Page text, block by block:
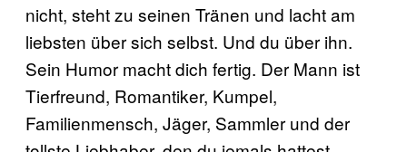
nicht, steht zu seinen Tränen und lacht am
liebsten über sich selbst. Und du über ihn.
Sein Humor macht dich fertig. Der Mann ist
Tierfreund, Romantiker, Kumpel,
Familienmensch, Jäger, Sammler und der